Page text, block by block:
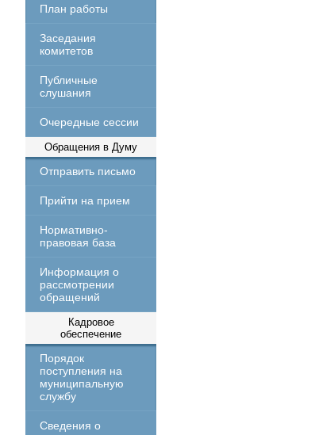
План работы
Заседания
комитетов
Публичные
слушания
Очередные сессии
Обращения в Думу
Отправить письмо
Прийти на прием
Нормативно-
правовая база
Информация о
рассмотрении
обращений
Кадровое
обеспечение
Порядок
поступления на
муниципальную
службу
Сведения о